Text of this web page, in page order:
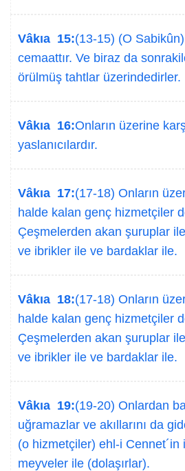
Vâkıa 15:(13-15) (O
cemaattır. Ve biraz da
örülmüş tahtlar üzerindedirler.
Vâkıa 16:Onların üzerine
yaslanıcılardır.
Vâkıa 17:(17-18) Onların
halde kalan genç hizmetçiler
Çeşmelerden akan şuruplar
ve ibrikler ile ve bardaklar ile.
Vâkıa 18:(17-18) Onların
halde kalan genç hizmetçiler
Çeşmelerden akan şuruplar
ve ibrikler ile ve bardaklar ile.
Vâkıa 19:(19-20) Onlardan
uğramazlar ve akıllarını da
(o hizmetçiler) ehl-i Cennet´in
meyveler ile (dolaşırlar).